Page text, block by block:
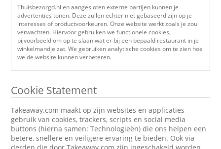
Thuisbezorgd.nl en aangesloten externe partijen kunnen je
advertenties tonen. Deze zullen echter niet gebaseerd zijn op je
interesses of productvoorkeuren. Onze website werkt zoals je zou
verwachten. Hiervoor gebruiken we functionele cookies,
bijvoorbeeld om op te slaan wat er bij een bepaald restaurant in je
winkelmandje zat. We gebruiken analytische cookies om te zien hoe
we de website kunnen verbeteren.
Cookie Statement
Takeaway.com maakt op zijn websites en applicaties
gebruik van cookies, trackers, scripts en social media
buttons (hierna samen: Technologieën) die ons helpen een
betere, snellere en veiligere ervaring te bieden. Ook via